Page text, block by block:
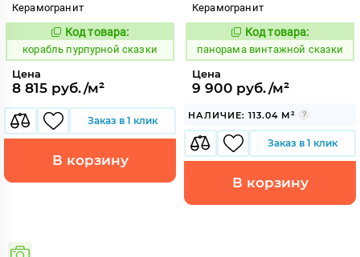
Керамогранит
775090
Код товара:
корабль пурпурной сказки
Цена
8 815 руб./м²
Заказ в 1 клик
В корзину
Керамогранит
533215
Код товара:
панорама винтажной сказки
Цена
9 900 руб./м²
НАЛИЧИЕ: 113.04 М²
Заказ в 1 клик
В корзину